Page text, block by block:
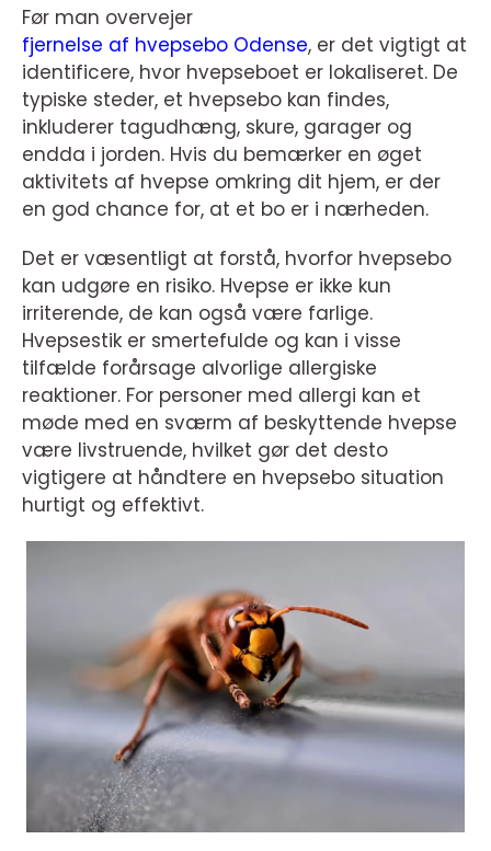
Før man overvejer
fjernelse af hvepsebo Odense, er det vigtigt at
identificere, hvor hvepseboet er lokaliseret. De
typiske steder, et hvepsebo kan findes,
inkluderer tagudhæng, skure, garager og
endda i jorden. Hvis du bemærker en øget
aktivitets af hvepse omkring dit hjem, er der
en god chance for, at et bo er i nærheden.
Det er væsentligt at forstå, hvorfor hvepsebo
kan udgøre en risiko. Hvepse er ikke kun
irriterende, de kan også være farlige.
Hvepsestik er smertefulde og kan i visse
tilfælde forårsage alvorlige allergiske
reaktioner. For personer med allergi kan et
møde med en sværm af beskyttende hvepse
være livstruende, hvilket gør det desto
vigtigere at håndtere en hvepsebo situation
hurtigt og effektivt.